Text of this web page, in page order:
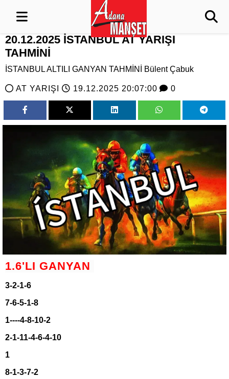
20.12.2025 İSTANBUL AT YARIŞI
TAHMİNİ
İSTANBUL ALTILI GANYAN TAHMİNİ Bülent Çabuk
AT YARIŞI 19.12.2025 20:07:00 0
1.6'LI GANYAN
3-2-1-6
7-6-5-1-8
1----4-8-10-2
2-1-11-4-6-4-10
1
8-1-3-7-2